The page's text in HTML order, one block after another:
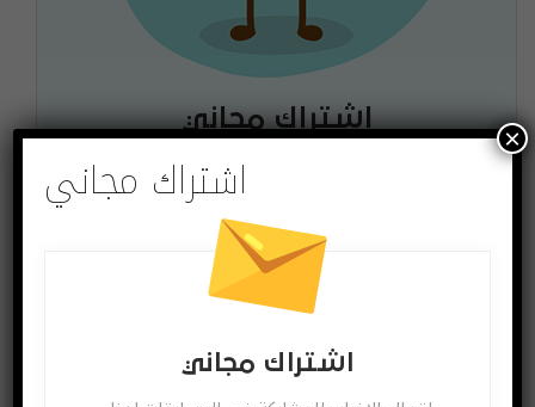
اشتراك مجاني
لتصلك الاخبار وللمشاركة في المسابقات ادخل بريدك
الالكتروني
يمكنك الغاء الاشتراك ساعة ما تشاء
اشتراك مجاني
اشتراك مجاني
×